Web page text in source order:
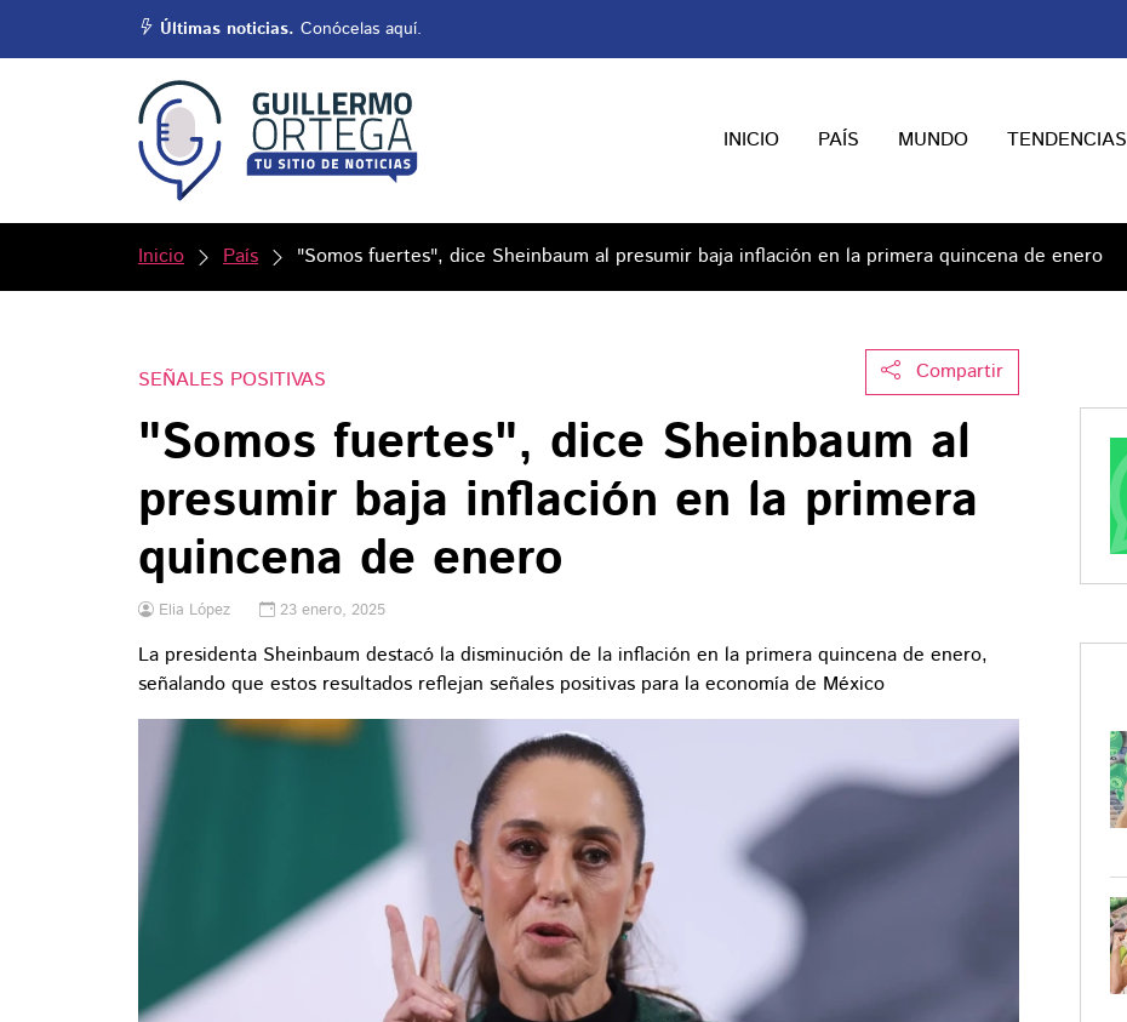
Últimas noticias. Conócelas aquí.
INICIO PAÍS MUNDO TENDENCIAS
Inicio País "Somos fuertes", dice Sheinbaum al presumir baja inflación en la primera quincena de enero
Compartir
SEÑALES POSITIVAS
"Somos fuertes", dice Sheinbaum al
presumir baja inflación en la primera
quincena de enero
Elia López 23 enero, 2025
La presidenta Sheinbaum destacó la disminución de la inflación en la primera quincena de enero,
señalando que estos resultados reflejan señales positivas para la economía de México